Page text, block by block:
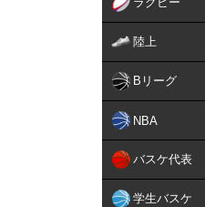
陸上
Bリーグ
NBA
バスケ代表
学生バスケ